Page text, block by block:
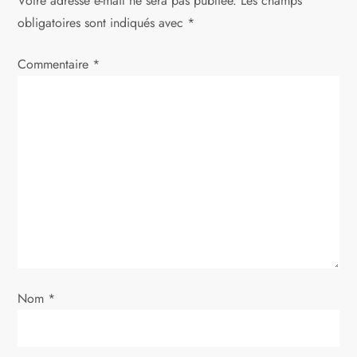
l
e
obligatoires sont indiqués avec *
Commentaire *
Nom *